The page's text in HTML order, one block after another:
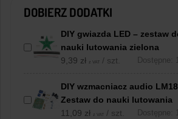
DOBIERZ DODATKI
DIY gwiazda LED – zestaw
nauki lutowania zielona
9,39 zł z VAT / szt. Dostępne:
DIY wzmacniacz audio
Zestaw do nauki lutowania
11,09 zł z VAT / szt. Dostępne: